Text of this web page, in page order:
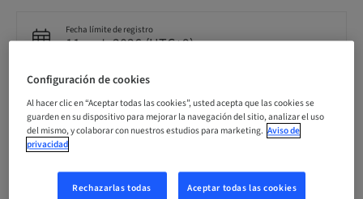
Fecha límite de registro
11. oct. 2026 (UTC+9)
Precio por participante (se aplican impuestos locales)
JPY 5000.00
Japonés
Configuración de cookies
Al hacer clic en “Aceptar todas las cookies”, usted acepta que las cookies se
guarden en su dispositivo para mejorar la navegación del sitio, analizar el uso
del mismo, y colaborar con nuestros estudios para marketing. Aviso de
privacidad
Rechazarlas todas Aceptar todas las cookies